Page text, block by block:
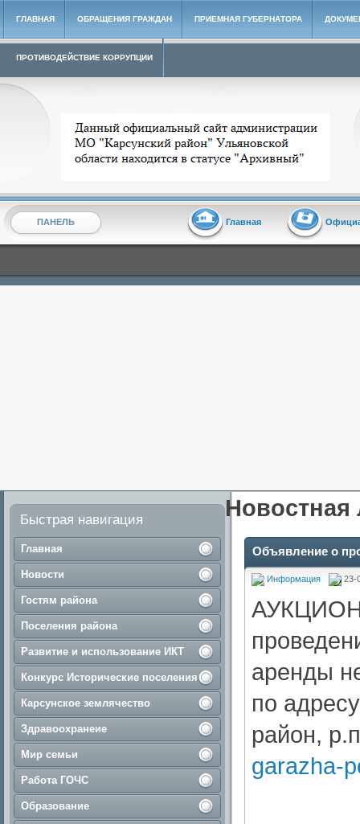
ГЛАВНАЯ ОБРАЩЕНИЯ ГРАЖДАН ПРИЕМНАЯ ГУБЕРНАТОРА
ПРОТИВОДЕЙСТВИЕ КОРРУПЦИИ
Архивный сайт администрации МО "Карсунский район"
ПАНЕЛЬ Главная
Быстрая навигация
Главная
Новости
Гостям района
Поселения района
Развитие и использование ИКТ
Конкурс Исторические поселения
Карсунское землячество
Здравоохранеие
Мир семьи
Работа ГОЧС
Образование
Новостная
Объявление о
Информация 23-
аренды
по
район,
garazha-